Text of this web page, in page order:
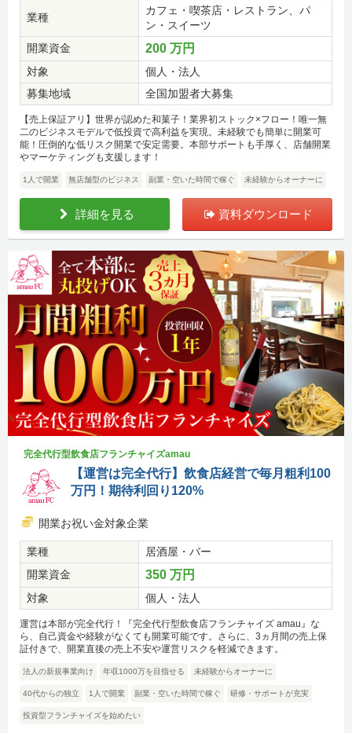
業種
カフェ・喫茶店・レストラン、パ
ン・スイーツ
開業資金
200 万円
対象
個人・法人
募集地域
全国加盟者大募集
【売上保証アリ】世界が認めた和菓子！業界初ストック×フロー！唯一無
二のビジネスモデルで低投資で高利益を実現。未経験でも簡単に開業可
能！圧倒的な低リスク開業で安定需要。本部サポートも手厚く、店舗開業
やマーケティングも支援します！
1人で開業 無店舗型のビジネス 副業・空いた時間で稼ぐ 未経験からオーナーに
詳細を見る 資料ダウンロード
完全代行型飲食店フランチャイズamau
【運営は完全代行】飲食店経営で毎月粗利100
万円！期待利回り120%
開業お祝い金対象企業
業種
居酒屋・バー
開業資金
350 万円
対象 個人・法人
運営は本部が完全代行！『完全代行型飲食店フランチャイズ amau』な
ら、自己資金や経験がなくても開業可能です。さらに、3ヵ月間の売上保
証付きで、開業直後の売上不安や運営リスクを軽減できます。
法人の新規事業向け 年収1000万を目指せる 未経験からオーナーに
40代からの独立 1人で開業 副業・空いた時間で稼ぐ 研修・サポートが充実
投資型フランチャイズを始めたい